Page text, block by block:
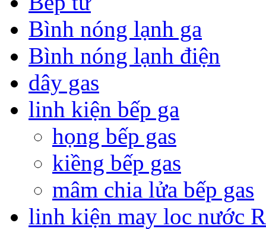
Bình nóng lạnh ga
Bình nóng lạnh điện
dây gas
linh kiện bếp ga
họng bếp gas
kiềng bếp gas
mâm chia lửa bếp gas
linh kiện may loc nước